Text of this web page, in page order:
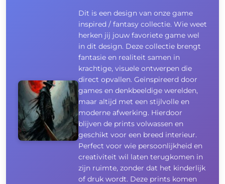
Dit is een design van onze game
inspired / fantasy collectie. Wie weet
herken jij jouw favoriete game wel
in dit design. Deze collectie brengt
fantasie en realiteit samen in
krachtige, visuele ontwerpen die
direct opvallen. Geïnspireerd door
games en denkbeeldige werelden,
maar altijd met een stijlvolle en
moderne afwerking. Hierdoor
blijven de prints volwassen en
geschikt voor een breed interieur.
Perfect voor wie persoonlijkheid en
creativiteit wil laten terugkomen in
zijn ruimte, zonder dat het kinderlijk
of druk wordt. Deze prints komen